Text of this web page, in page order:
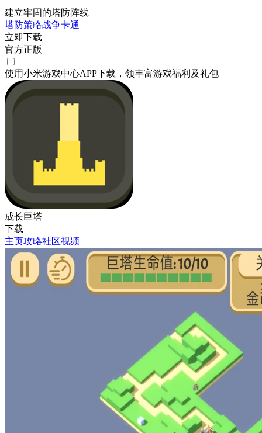
建立牢固的塔防阵线
塔防策略战争卡通
立即下载
官方正版
使用小米游戏中心APP下载 ，领丰富游戏福利 及礼包
成长巨塔
下载
主页攻略社区视频